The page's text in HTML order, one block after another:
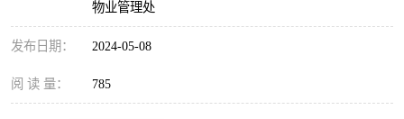
物业管理处
发布日期： 2024-05-08
阅 读 量： 785
南头
深圳超级总部基地 后海